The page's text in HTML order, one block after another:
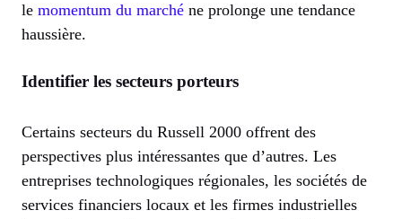
le momentum du marché ne prolonge une tendance
haussière.
Identifier les secteurs porteurs
Certains secteurs du Russell 2000 offrent des
perspectives plus intéressantes que d’autres. Les
entreprises technologiques régionales, les sociétés de
services financiers locaux et les firmes industrielles